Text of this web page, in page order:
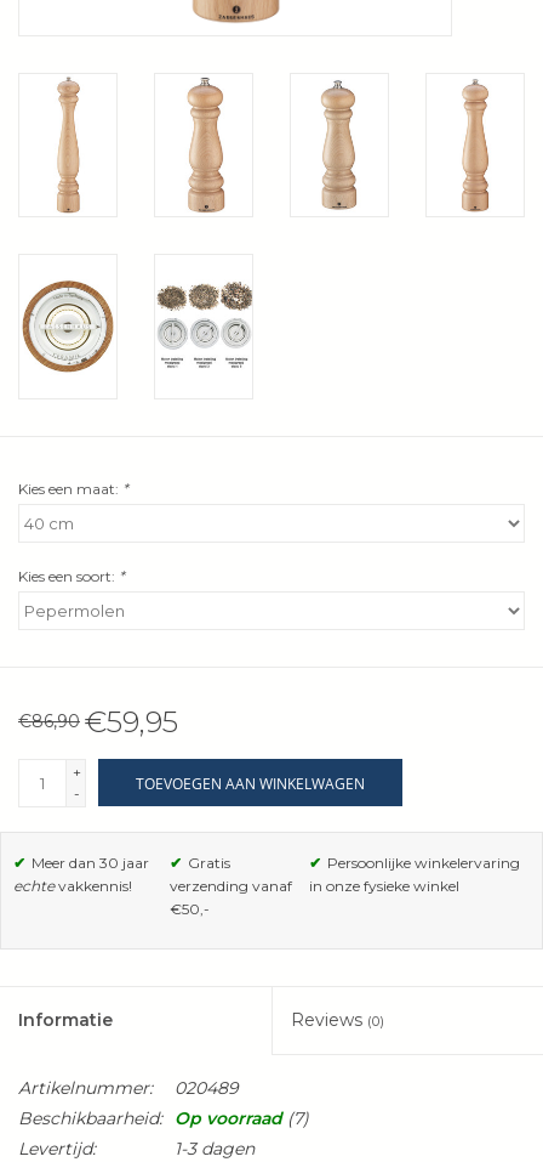
Wie zijn wij?
Kies een maat: *
Kies een soort: *
€86,90 €59,95
+
-
TOEVOEGEN AAN WINKELWAGEN
✔ Meer dan 30 jaar
echtevakkennis!
✔ Gratis
verzending vanaf
€50,-
✔ Persoonlijke winkelervaring
in onze fysieke winkel
Informatie Reviews (0)
Artikelnummer:
020489
Beschikbaarheid:
Op voorraad(7)
Levertijd:
1-3 dagen